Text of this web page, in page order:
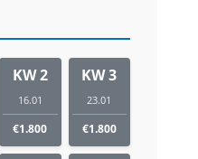
KW 2
16.01
€1.800
KW 3
23.01
€1.800